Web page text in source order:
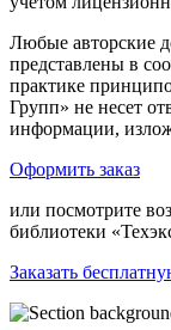
Любые авторские
представлены в
практике
Групп» не несет
информации,
Оформить заказ
или посмотрите
библиотеки
Заказать